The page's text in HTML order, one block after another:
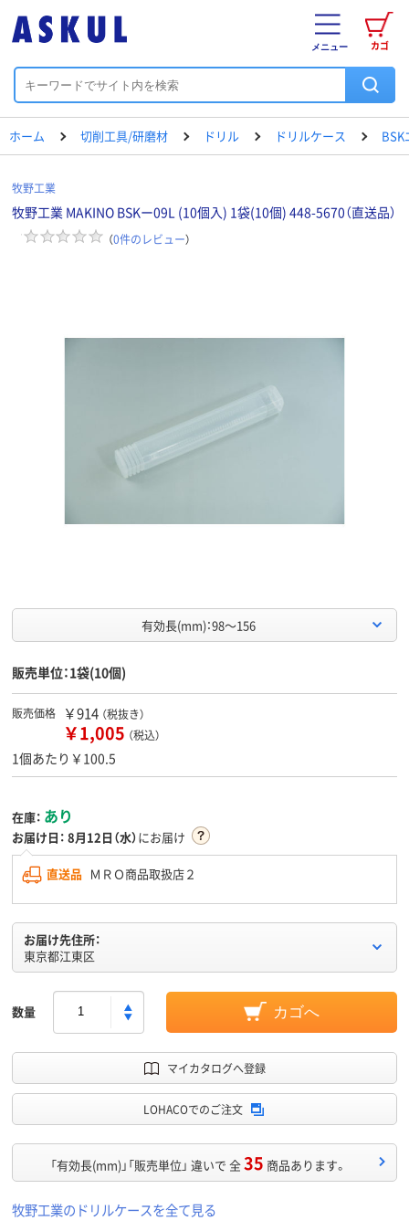
カゴ
メニュー
ホーム 切削工具/研磨材 ドリル ドリルケース BSK
牧野工業
牧野工業 MAKINO BSKー09L (10個入) 1袋(10個) 448-5670（直送品）
（0件のレビュー）
有効長(mm)：98～156
販売単位：1袋(10個)
販売価格 ￥914 （税抜き）
￥1,005 （税込）
1個あたり￥100.5
在庫： あり
お届け日： 8月12日（水）にお届け
直送品 ＭＲＯ商品取扱店２
お届け先住所：
東京都江東区
数量 カゴへ
マイカタログへ登録
LOHACOでのご注文
「有効長(mm)」「販売単位」 違いで 全35 商品あります。
牧野工業のドリルケースを全て見る